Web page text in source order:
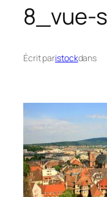
8_vue-
Écrit paristockdans